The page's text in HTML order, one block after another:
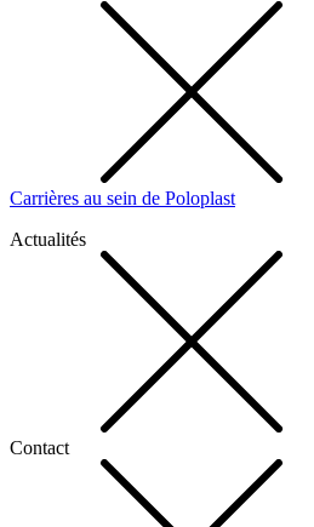
Carrières au sein de Poloplast
Actualités
Contact